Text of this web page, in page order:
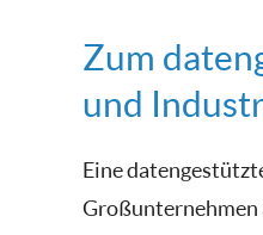
Zum
und
Eine
Großunternehmen